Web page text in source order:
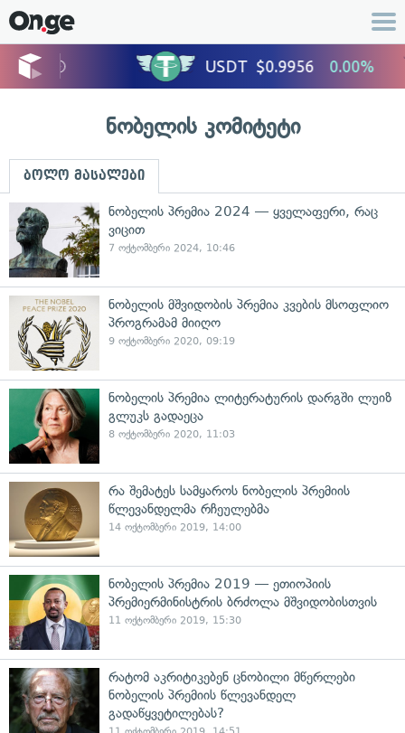
ნობელის კომიტეტი
ბოლო მასალები
ნობელის პრემია 2024 — ყველაფერი, რაც
ვიცით
7 ოქტომბერი 2024, 10:46
ნობელის მშვიდობის პრემია კვების მსოფლიო
პროგრამამ მიიღო
9 ოქტომბერი 2020, 09:19
ნობელის პრემია ლიტერატურის დარგში ლუიზ
გლუკს გადაეცა
8 ოქტომბერი 2020, 11:03
რა შემატეს სამყაროს ნობელის პრემიის
წლევანდელმა რჩეულებმა
14 ოქტომბერი 2019, 14:00
ნობელის პრემია 2019 — ეთიოპიის
პრემიერმინისტრის ბრძოლა მშვიდობისთვის
11 ოქტომბერი 2019, 15:30
რატომ აკრიტიკებენ ცნობილი მწერლები
ნობელის პრემიის წლევანდელ
გადაწყვეტილებას?